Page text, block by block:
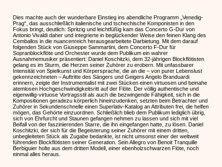
Dies machte auch der wunderbare Einstieg ins abendliche Programm „Venedig-
Prag“, das ausschließlich italienische und tschechische Komponisten in den
Fokus bringt, deutlich: Spritzig und leichtfüßig kam das Concerto G-Dur von
Antonio Vivaldi daher und integrierte in beglückender Weise den feinen Klang des
Cemballos in die nuancenreich herausgearbeitete Darbietung. Mit dem darauf
folgenden Stück von Giuseppe Sammartini, dem Concerto F-Dur für
Sopranblockflöte und Orchester wurde dem Publikum ein wahrer
Ausnahmemusiker präsentiert: Daniel Koschitzki, dem 32-jährigen Blockflötisten
gelang es im Sturm, die Herzen seiner Zuhörer zu erobern. Mit unfassbarer
Intensität von Spielkunst und Körpersprache, die an die – von purer Lebenslust
gekennzeichneten – Auftritte des Sängers und Geigers Angelo Branduardi
erinnern, zeigte der Instrumentalist mit zwei Stücken einen virtuosen und beinahe
atemlosen Hochgeschwindigkeitsritt auf der Flöte. Der völlig authentische und
eigenwillig-virtuose Vortragsstil als auch die bezwingende Fähigkeit, sich in die
Kompositionen geradezu körperlich hineinzudenken, setzten beim Betrachter und
Zuhörer in Sekundenschnelle einen Superlativ-Katalog an Attributen frei, die helfen
mögen, das Gehörte einzuordnen. Schließlich blieb dem Publikum lediglich übrig,
sich von Ehrfurcht und Staunen gefangen nehmen zu lassen und sich mit viel
Beifall von der faszinierenden Starre, die ihn eingefangen hatte, zu lösen. Daniel
Koschitzki, der sich für die Begeisterung seiner Zuhörer mit einem dritten,
unbegleiteten Stück als Zugabe bedankte, ist nicht umsonst einer der weltweit
führenden Blockflötisten seiner Generation. Sein Allegro von Benoit Tranquille
Berbiguier holte aus dem dritten Modell, einer ebenholzschwarzen Flöte, noch
einmal alles heraus.